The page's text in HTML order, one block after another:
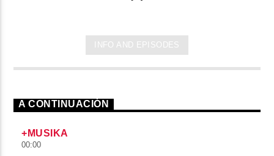
INFO AND EPISODES
A CONTINUACIÓN
+MUSIKA
00:00